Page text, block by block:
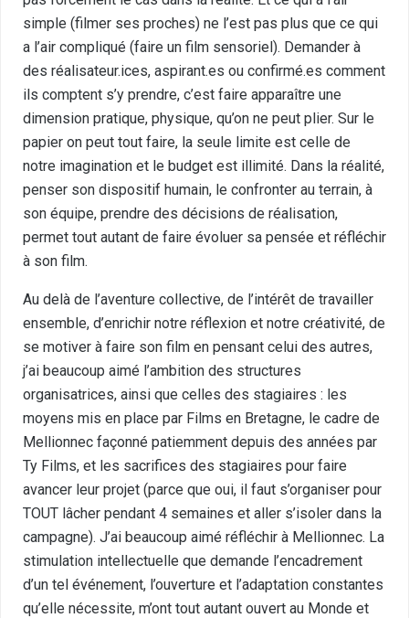
simple (filmer ses proches) ne l’est pas plus que ce qui
a l’air compliqué (faire un film sensoriel). Demander à
des réalisateur.ices, aspirant.es ou confirmé.es comment
ils comptent s’y prendre, c’est faire apparaître une
dimension pratique, physique, qu’on ne peut plier. Sur le
papier on peut tout faire, la seule limite est celle de
notre imagination et le budget est illimité. Dans la réalité,
penser son dispositif humain, le confronter au terrain, à
son équipe, prendre des décisions de réalisation,
permet tout autant de faire évoluer sa pensée et réfléchir
à son film.
Au delà de l’aventure collective, de l’intérêt de travailler
ensemble, d’enrichir notre réflexion et notre créativité, de
se motiver à faire son film en pensant celui des autres,
j’ai beaucoup aimé l’ambition des structures
organisatrices, ainsi que celles des stagiaires : les
moyens mis en place par Films en Bretagne, le cadre de
Mellionnec façonné patiemment depuis des années par
Ty Films, et les sacrifices des stagiaires pour faire
avancer leur projet (parce que oui, il faut s’organiser pour
TOUT lâcher pendant 4 semaines et aller s’isoler dans la
campagne). J’ai beaucoup aimé réfléchir à Mellionnec. La
stimulation intellectuelle que demande l’encadrement
d’un tel événement, l’ouverture et l’adaptation constantes
qu’elle nécessite, m’ont tout autant ouvert au Monde et